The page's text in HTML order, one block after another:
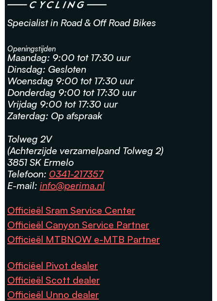
Specialist in Road & Off Road Bikes
Openingstijden
Maandag: 9:00 tot 17:30 uur
Dinsdag: Gesloten
Woensdag 9:00 tot 17:30 uur
Donderdag 9:00 tot 17:30 uur
Vrijdag 9:00 tot 17:30 uur
Zaterdag: Op afspraak
Tolweg 2V
(Achterzijde verzamelpand Tolweg 2)
3851 SK Ermelo
Telefoon: 0341-217357
E-mail: info@perima.nl
Officieël Sram Service Center
Officieël Canyon Service Partner
Officieël MTBNOW e-MTB Partner
Officiëel Pivot dealer
Officieël Scott dealer
Officieël Unno dealer